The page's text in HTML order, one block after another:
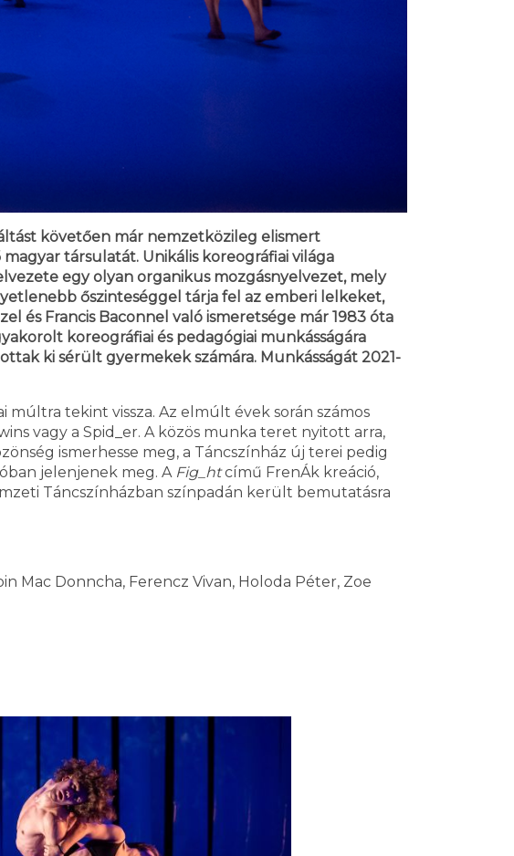
követően már nemzetközileg elismert
társulatát. Unikális koreográfiai világa
egy olyan organikus mozgásnyelvezet, mely
őszinteséggel tárja fel az emberi lelkeket,
és Francis Baconnel való ismeretsége már 1983 óta
koreográfiai és pedagógiai munkásságára
ki sérült gyermekek számára. Munkásságát 2021-
múltra tekint vissza. Az elmúlt évek során számos
vagy a Spid_er. A közös munka teret nyitott arra,
ismerhesse meg, a Táncszínház új terei pedig
jelenjenek meg. A Fig_htcímű FrenÁk kreáció,
Táncszínházban színpadán került bemutatásra
Mac Donncha, Ferencz Vivan, Holoda Péter, Zoe